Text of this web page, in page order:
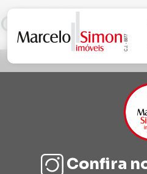
Ortegal
Confira